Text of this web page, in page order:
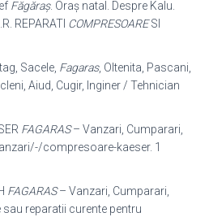
Făgăraș. Oraş natal. Despre Kalu.
REPARATI COMPRESOARESI
Sacele, Fagaras, Oltenita, Pascani,
Aiud, Cugir, Inginer / Tehnician
FAGARAS– Vanzari, Cumparari,
compresoare-kaeser. 1
FAGARAS– Vanzari, Cumparari,
reparatii curente pentru